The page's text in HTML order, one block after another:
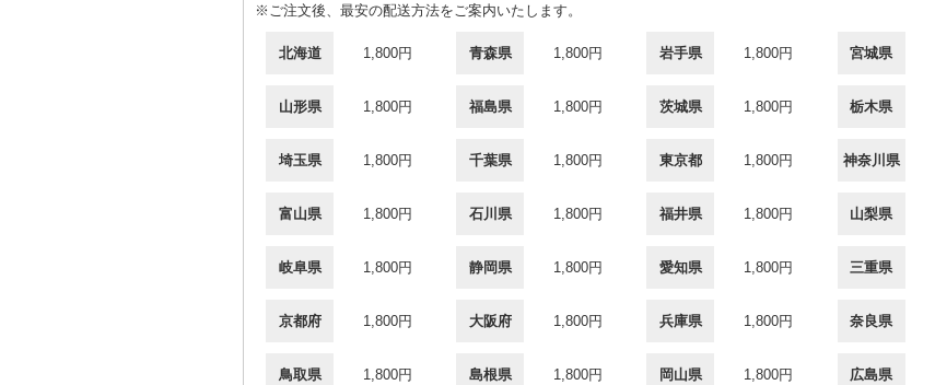
※ご注文後、最安の配送方法をご案内いたします。
北海道 1,800円 青森県 1,800円 岩手県 1,800円 宮城県
山形県 1,800円 福島県 1,800円 茨城県 1,800円 栃木県
埼玉県 1,800円 千葉県 1,800円 東京都 1,800円 神奈川県
富山県 1,800円 石川県 1,800円 福井県 1,800円 山梨県
岐阜県 1,800円 静岡県 1,800円 愛知県 1,800円 三重県
京都府 1,800円 大阪府 1,800円 兵庫県 1,800円 奈良県
鳥取県 1,800円 島根県 1,800円 岡山県 1,800円 広島県